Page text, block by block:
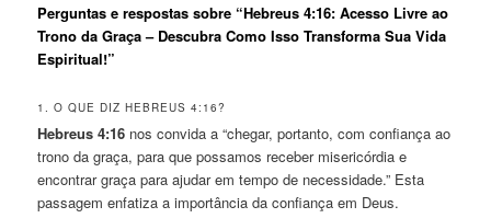
Perguntas e respostas sobre “Hebreus 4:16: Acesso Livre ao
Trono da Graça – Descubra Como Isso Transforma Sua Vida
Espiritual!”
1. O QUE DIZ HEBREUS 4:16?
Hebreus 4:16 nos convida a “chegar, portanto, com confiança ao
trono da graça, para que possamos receber misericórdia e
encontrar graça para ajudar em tempo de necessidade.” Esta
passagem enfatiza a importância da confiança em Deus.